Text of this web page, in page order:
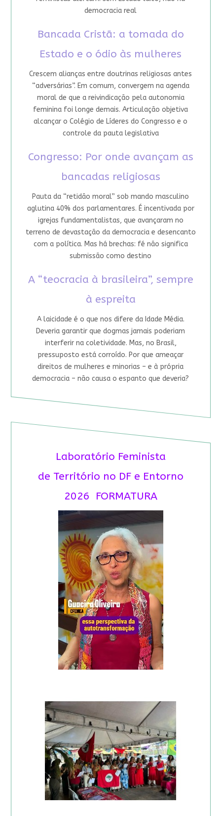
democracia real
Bancada Cristã: a tomada do
Estado e o ódio às mulheres
Crescem alianças entre doutrinas religiosas antes
“adversárias”. Em comum, convergem na agenda
moral de que a reivindicação pela autonomia
feminina foi longe demais. Articulação objetiva
alcançar o Colégio de Líderes do Congresso e o
controle da pauta legislativa
Congresso: Por onde avançam as
bancadas religiosas
Pauta da “retidão moral” sob mando masculino
aglutina 40% dos parlamentares. É incentivada por
igrejas fundamentalistas, que avançaram no
terreno de devastação da democracia e desencanto
com a política. Mas há brechas: fé não significa
submissão como destino
A “teocracia à brasileira”, sempre
à espreita
A laicidade é o que nos difere da Idade Média.
Deveria garantir que dogmas jamais poderiam
interferir na coletividade. Mas, no Brasil,
pressuposto está corroído. Por que ameaçar
direitos de mulheres e minorias – e à própria
democracia – não causa o espanto que deveria?
Laboratório Feminista
de Território no DF e Entorno
2026 FORMATURA